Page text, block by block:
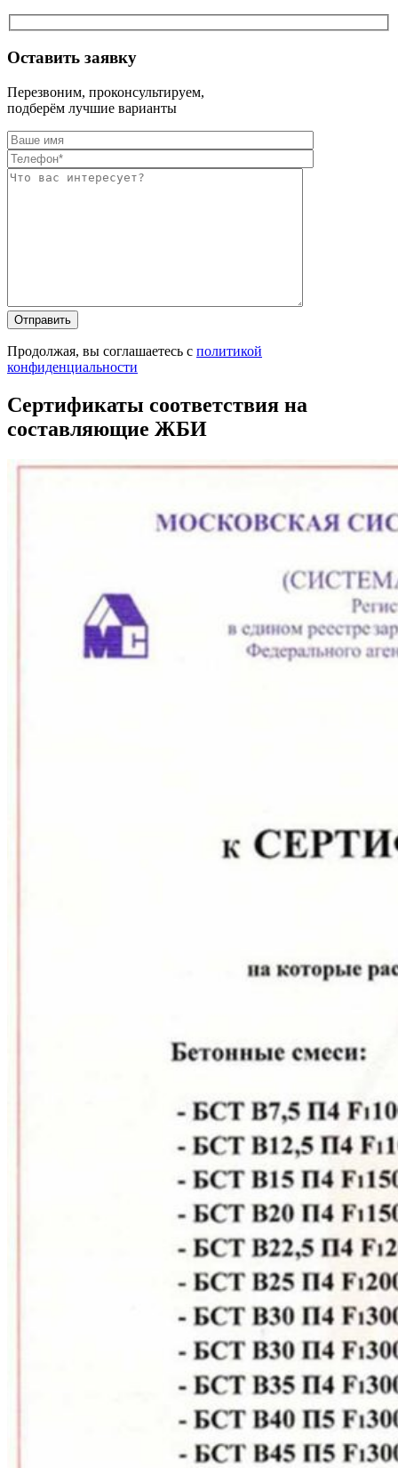
Оставить заявку
Перезвоним, проконсультируем,
подберём лучшие варианты
Продолжая, вы соглашаетесь с политикой
конфиденциальности
Сертификаты соответствия на
составляющие ЖБИ